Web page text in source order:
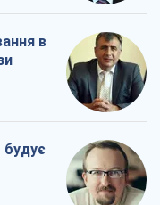
в
будує